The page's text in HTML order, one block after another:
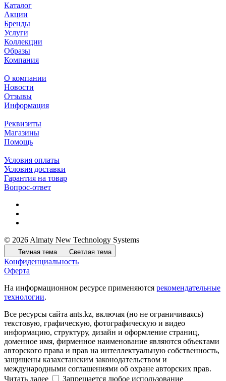
Каталог
Акции
Бренды
Услуги
Коллекции
Образы
Компания
О компании
Новости
Отзывы
Информация
Реквизиты
Магазины
Помощь
Условия оплаты
Условия доставки
Гарантия на товар
Вопрос-ответ
© 2026 Almaty New Technology Systems
Темная тема Светлая тема
Конфиденциальность
Оферта
На информационном ресурсе применяются рекомендательные
технологии.
Все ресурсы сайта ants.kz, включая (но не ограничиваясь)
текстовую, графическую, фотографическую и видео
информацию, структуру, дизайн и оформление страниц,
доменное имя, фирменное наименование являются объектами
авторского права и прав на интеллектуальную собственность,
защищены казахстанским законодательством и
международными соглашениями об охране авторских прав.
Читать далее
Запрещается любое использование